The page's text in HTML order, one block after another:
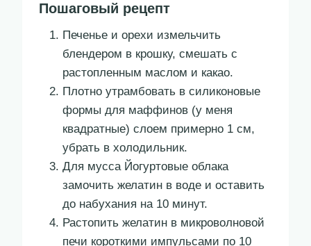
Пошаговый рецепт
Печенье и орехи измельчить
блендером в крошку, смешать с
растопленным маслом и какао.
Плотно утрамбовать в силиконовые
формы для маффинов (у меня
квадратные) слоем примерно 1 см,
убрать в холодильник.
Для мусса Йогуртовые облака
замочить желатин в воде и оставить
до набухания на 10 минут.
Растопить желатин в микроволновой
печи короткими импульсами по 10